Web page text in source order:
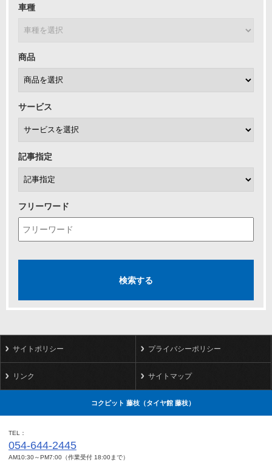
車種
商品
サービス
記事指定
フリーワード
サイトポリシー プライバシーポリシー
リンク サイトマップ
コクピット 藤枝（タイヤ館 藤枝）
TEL
054-644-2445
AM10:30～PM7:00（作業受付 18:00まで）